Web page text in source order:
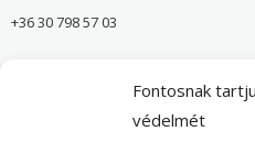
Fontosnak
védelmét
+36 30 798 57 03